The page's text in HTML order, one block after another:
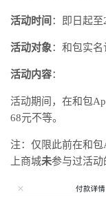
活动时间 ：即日起至
活动对象：和包实名
活动内容：
活动期间，在和包
68元不等。
注：仅限此前在和
上商城未参与过活动